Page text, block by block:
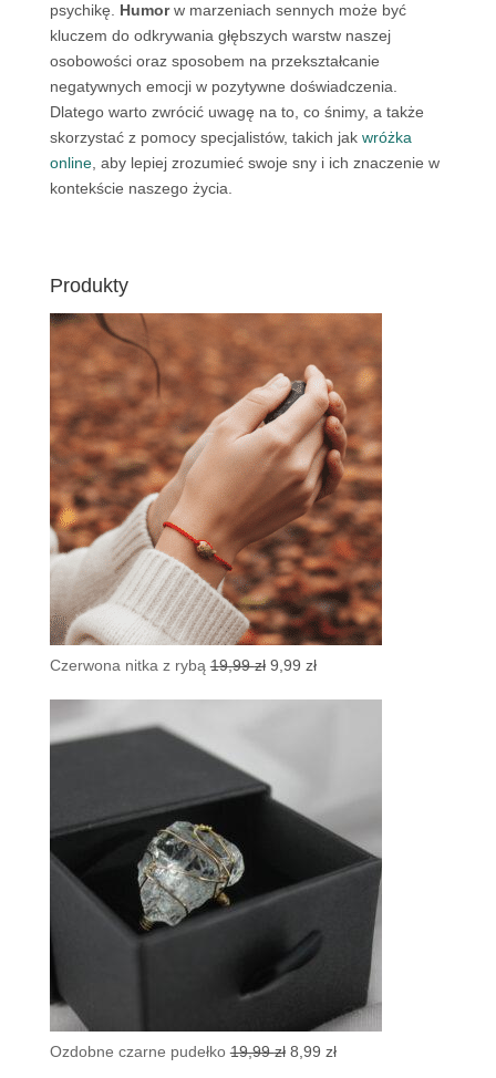
psychikę. Humorw marzeniach sennych może być
kluczem do odkrywania głębszych warstw naszej
osobowości oraz sposobem na przekształcanie
negatywnych emocji w pozytywne doświadczenia.
Dlatego warto zwrócić uwagę na to, co śnimy, a także
skorzystać z pomocy specjalistów, takich jak wróżka
online, aby lepiej zrozumieć swoje sny i ich znaczenie w
kontekście naszego życia.
Produkty
Czerwona nitka z rybą 19,99zł Pierwotna
9,99 złAktualna
Ozdobne czarne pudełko 19,99zł Pierwotna
8,99 złAktualna